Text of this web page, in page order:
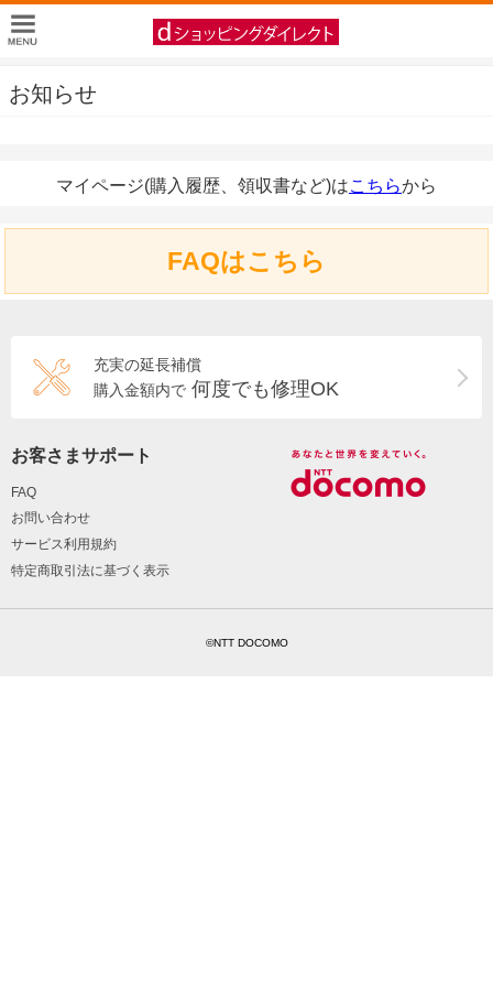
お知らせ
マイページ(購入履歴、領収書など)はこちらから
FAQはこちら
充実の延長補償
購入金額内で 何度でも修理OK
お客さまサポート
FAQ
お問い合わせ
サービス利用規約
特定商取引法に基づく表示
©NTT DOCOMO